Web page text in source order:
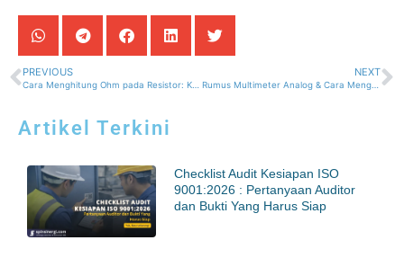
PREVIOUS NEXT
Rumus Multimeter Analog & Cara Menghitung Multitester Secara Akurat
Artikel Terkini
Checklist Audit Kesiapan ISO
9001:2026 : Pertanyaan Auditor
dan Bukti Yang Harus Siap